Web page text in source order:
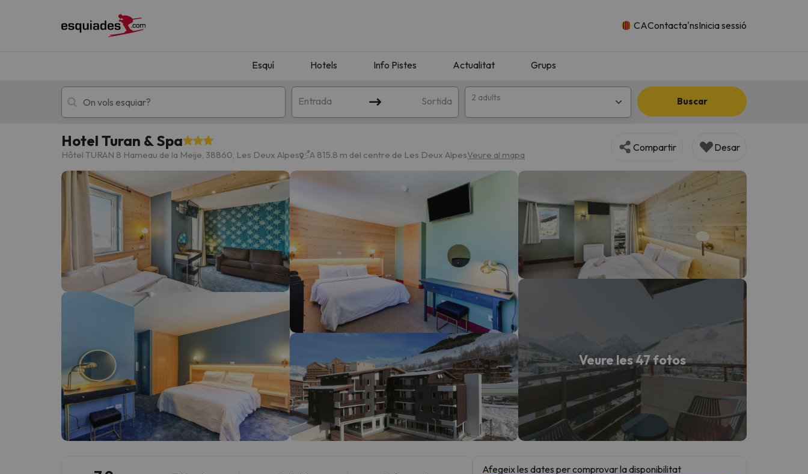
CAContacta'nsInicia sessió
Esquí Hotels Info Pistes Actualitat Grups
Entrada Sortida 2 adults Buscar
Esquí Escapades
!Vaja! No hem trobat resultats que coincideixin amb la teva cerca. Intenteu modificar la destinació.
Vaja! Sembla que el nostre cercador ha perdut el nord. Quan trobi la seva brúixola torna.
Hotel Turan & Spa
Hôtel TURAN 8 Hameau de la Meije, 38860, Les Deux Alpes A 815.8 m del centre de Les Deux AlpesVeure al mapa
Compartir Desar
Veure les 47 fotos
Afegeix les dates per comprovar la disponibilitat